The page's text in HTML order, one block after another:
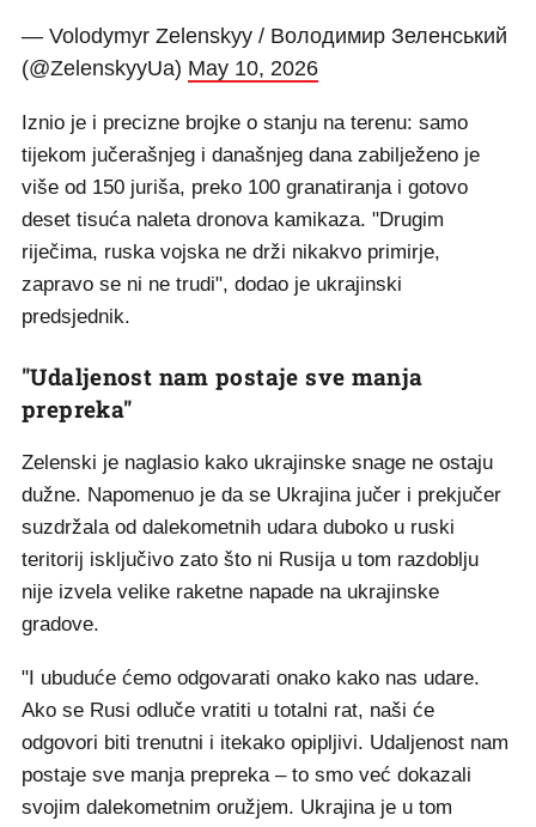
— Volodymyr Zelenskyy / Володимир Зеленський
(@ZelenskyyUa) May 10, 2026
Iznio je i precizne brojke o stanju na terenu: samo
tijekom jučerašnjeg i današnjeg dana zabilježeno je
više od 150 juriša, preko 100 granatiranja i gotovo
deset tisuća naleta dronova kamikaza. "Drugim
riječima, ruska vojska ne drži nikakvo primirje,
zapravo se ni ne trudi", dodao je ukrajinski
predsjednik.
"Udaljenost nam postaje sve manja
prepreka"
Zelenski je naglasio kako ukrajinske snage ne ostaju
dužne. Napomenuo je da se Ukrajina jučer i prekjučer
suzdržala od dalekometnih udara duboko u ruski
teritorij isključivo zato što ni Rusija u tom razdoblju
nije izvela velike raketne napade na ukrajinske
gradove.
"I ubuduće ćemo odgovarati onako kako nas udare.
Ako se Rusi odluče vratiti u totalni rat, naši će
odgovori biti trenutni i itekako opipljivi. Udaljenost nam
postaje sve manja prepreka – to smo već dokazali
svojim dalekometnim oružjem. Ukrajina je u tom